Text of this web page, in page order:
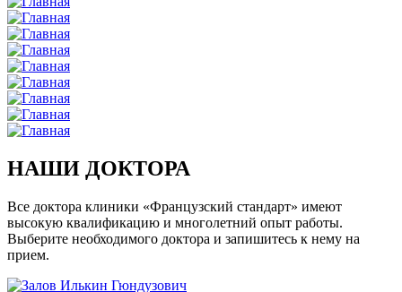
НАШИ ДОКТОРА
Все доктора клиники «Французский стандарт» имеют
высокую квалификацию и многолетний опыт работы.
Выберите необходимого доктора и запишитесь к нему на
прием.